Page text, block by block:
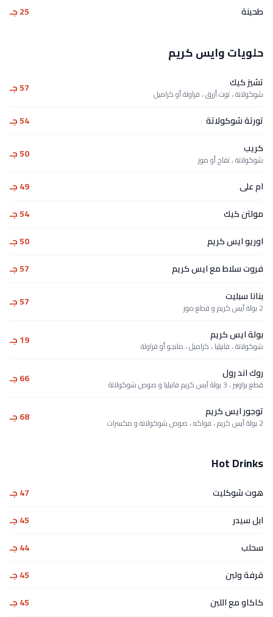
طحينة 25 جـ
حلويات وايس كريم
تشيز كيك
شوكولاتة ، توت أزرق ، فراولة أو كراميل 57 جـ
تورتة شوكولاتة
54 جـ
كريب
شوكولاتة ، تفاح أو موز 50 جـ
ام على
49 جـ
مولتن كيك
54 جـ
اوريو ايس كريم
50 جـ
فروت سلاط مع ايس كريم
57 جـ
بنانا سبليت
2 بولة آيس كريم و قطع موز 57 جـ
بولة ايس كريم
شوكولاتة ، فانيليا ، كراميل ، مانجو أو فراولة 19 جـ
روك اند رول
قطع براونيز ، 3 بولة آيس كريم فانيليا و صوص شوكولاتة 66 جـ
توجور ايس كريم
2 بولة آيس كريم ، فواكه ، صوص شوكولاتة و مكسرات 68 جـ
Hot Drinks
هوت شوكليت
47 جـ
ابل سيدر
45 جـ
سحلب
44 جـ
قرفة ولبن
45 جـ
كاكاو مع اللبن
45 جـ